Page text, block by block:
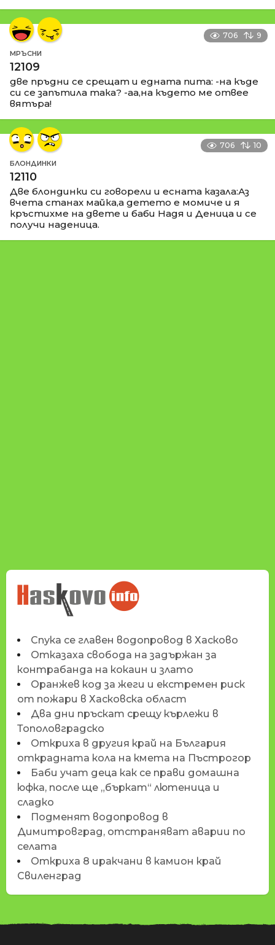
706 9
МРЪСНИ
12109
две пръдни се срещат и едната пита: -на къде
си се запътила така? -аа,на където ме отвее
вятъра!
706 10
БЛОНДИНКИ
12110
Две блондинки си говорели и есната казала:Аз
вчета станах майка,а детето е момиче и я
кръстихме на двете и баби Надя и Деница и се
получи наденица.
НОВИНИТЕ НА
HASKOVO.INFO
Спука се главен водопровод в Хасково
Отказаха свобода на задържан за
контрабанда на кокаин и злато
Оранжев код за жеги и екстремен риск
от пожари в Хасковска област
Два дни пръскат срещу кърлежи в
Тополовградско
Откриха в другия край на България
открадната кола на кмета на Пъстрогор
Баби учат деца как се прави домашна
юфка, после ще „бъркат“ лютеница и
сладко
Подменят водопровод в
Димитровград, отстраняват аварии по
селата
Откриха 8 иракчани в камион край
Свиленград